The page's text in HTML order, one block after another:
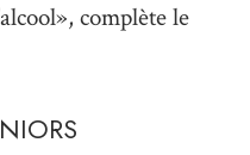
complète le